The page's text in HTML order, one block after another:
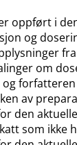
oppført i
og
om
av
den
som ikke